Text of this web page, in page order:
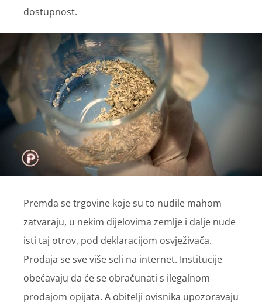
dostupnost.
Premda se trgovine koje su to nudile mahom
zatvaraju, u nekim dijelovima zemlje i dalje nude
isti taj otrov, pod deklaracijom osvježivača.
Prodaja se sve više seli na internet. Institucije
obećavaju da će se obračunati s ilegalnom
prodajom opijata. A obitelji ovisnika upozoravaju